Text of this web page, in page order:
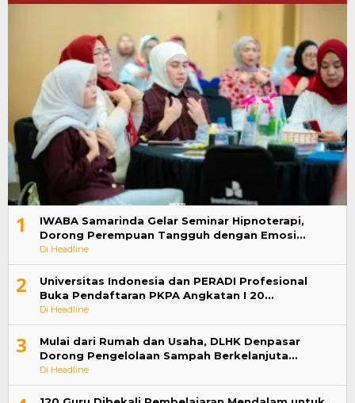
1
IWABA Samarinda Gelar Seminar Hipnoterapi,
Dorong Perempuan Tangguh dengan Emosi…
Di Headline
2
Universitas Indonesia dan PERADI Profesional
Buka Pendaftaran PKPA Angkatan I 20…
Di Headline
3
Mulai dari Rumah dan Usaha, DLHK Denpasar
Dorong Pengelolaan Sampah Berkelanjuta…
Di Headline